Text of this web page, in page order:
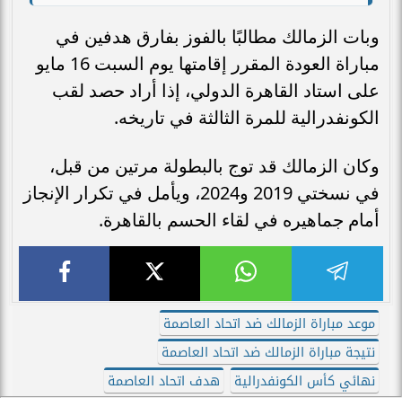
وبات الزمالك مطالبًا بالفوز بفارق هدفين في
مباراة العودة المقرر إقامتها يوم السبت 16 مايو
على استاد القاهرة الدولي، إذا أراد حصد لقب
الكونفدرالية للمرة الثالثة في تاريخه.
وكان الزمالك قد توج بالبطولة مرتين من قبل،
في نسختي 2019 و2024، ويأمل في تكرار الإنجاز
أمام جماهيره في لقاء الحسم بالقاهرة.
موعد مباراة الزمالك ضد اتحاد العاصمة
نتيجة مباراة الزمالك ضد اتحاد العاصمة
نهائي كأس الكونفدرالية
هدف اتحاد العاصمة